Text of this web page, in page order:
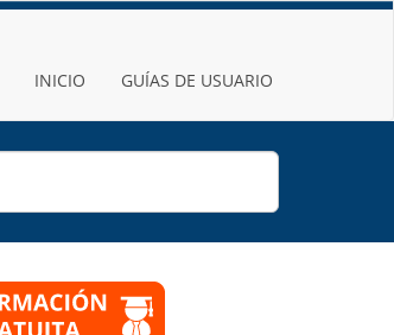
INICIO GUÍAS DE USUARIO